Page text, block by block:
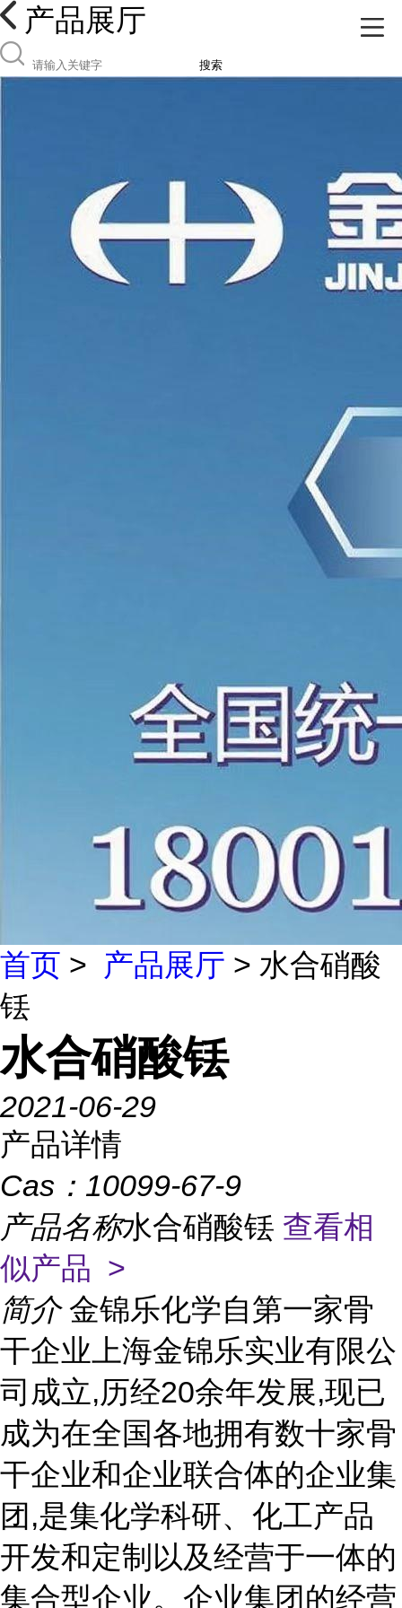
产品展厅
搜索
首页 > 产品展厅 > 水合硝酸
铥
水合硝酸铥
2021-06-29
产品详情
Cas： 10099-67-9
产品名称水合硝酸铥 查看相
似产品 >
简介 金锦乐化学自第一家骨
干企业上海金锦乐实业有限公
司成立,历经20余年发展,现已
成为在全国各地拥有数十家骨
干企业和企业联合体的企业集
团,是集化学科研、化工产品
开发和定制以及经营于一体的
集合型企业。企业集团的经营